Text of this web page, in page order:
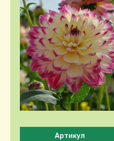
Будь ласка, виберіть
Артикул